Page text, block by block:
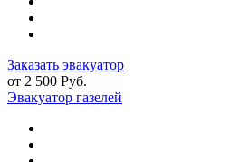
Заказать эвакуатор
от 2 500 Руб.
Эвакуатор газелей